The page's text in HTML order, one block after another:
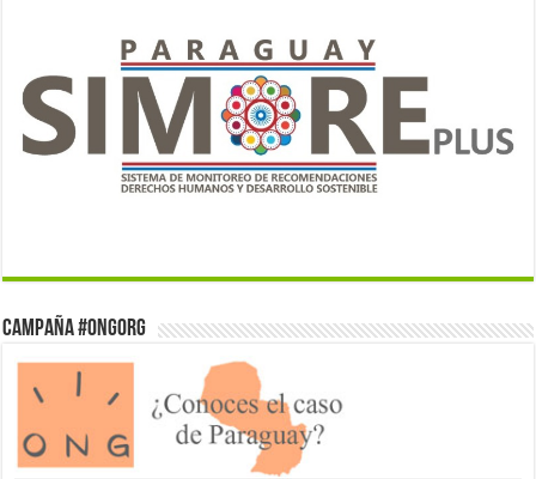
Campaña #ONGorg